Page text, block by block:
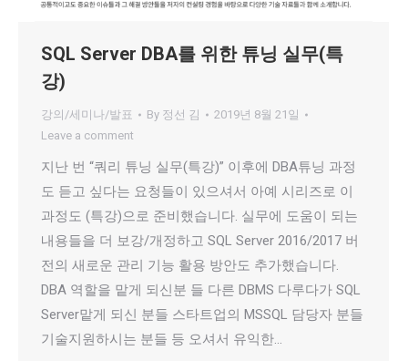
SQL Server DBA를 위한 튜닝 실무(특
강)
강의/세미나/발표 By 정선 김
2019년 8월 21일
Leave a comment
지난 번 “쿼리 튜닝 실무(특강)” 이후에 DBA튜닝 과정
도 듣고 싶다는 요청들이 있으셔서 아예 시리즈로 이
과정도 (특강)으로 준비했습니다. 실무에 도움이 되는
내용들을 더 보강/개정하고 SQL Server 2016/2017 버
전의 새로운 관리 기능 활용 방안도 추가했습니다.
DBA 역할을 맡게 되신분 들 다른 DBMS 다루다가 SQL
Server맡게 되신 분들 스타트업의 MSSQL 담당자 분들
기술지원하시는 분들 등 오셔서 유익한…